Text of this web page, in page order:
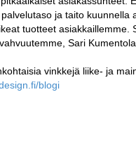
ja taito kuunnella
tuotteet asiakkaillemme.
Sari
vinkkejä liike- ja
blogi